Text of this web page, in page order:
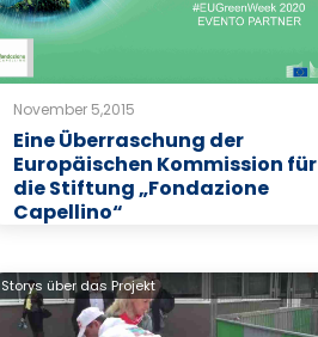
November 5,2015
Eine Überraschung der
Europäischen Kommission für
die Stiftung „Fondazione
Capellino“
Storys über das Projekt